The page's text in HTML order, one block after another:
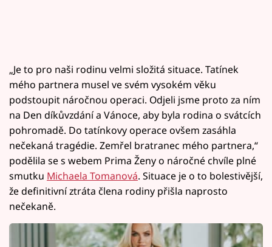
„Je to pro naši rodinu velmi složitá situace. Tatínek
mého partnera musel ve svém vysokém věku
podstoupit náročnou operaci. Odjeli jsme proto za ním
na Den díkůvzdání a Vánoce, aby byla rodina o svátcích
pohromadě. Do tatínkovy operace ovšem zasáhla
nečekaná tragédie. Zemřel bratranec mého partnera,“
podělila se s webem Prima Ženy o náročné chvíle plné
smutku Michaela Tomanová. Situace je o to bolestivější,
že definitivní ztráta člena rodiny přišla naprosto
nečekaně.